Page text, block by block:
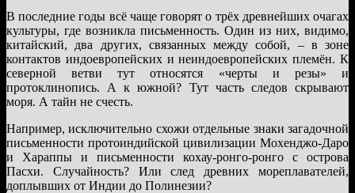
В последние годы всё чаще говорят о трёх древнейших очагах
культуры, где возникла письменность. Один из них, видимо,
китайский, два других, связанных между собой, – в зоне
контактов индоевропейских и неиндоевропейских племён. К
северной ветви тут относятся «черты и резы» и
протоклинопись. А к южной? Тут часть следов скрывают
моря. А тайн не счесть.
Например, исключительно схожи отдельные знаки загадочной
письменности протоиндийской цивилизации Мохенджо-Даро
и Хараппы и письменности кохау-ронго-ронго с острова
Пасхи. Случайность? Или след древних мореплавателей,
доплывших от Индии до Полинезии?